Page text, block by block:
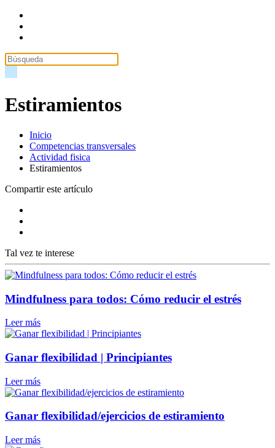
Estiramientos
Inicio
Competencias transversales
Actividad fisica
Estiramientos
Compartir este artículo
Tal vez te interese
Mindfulness para todos: Cómo reducir el estrés
Leer más
Ganar flexibilidad | Principiantes
Leer más
Ganar flexibilidad/ejercicios de estiramiento
Leer más